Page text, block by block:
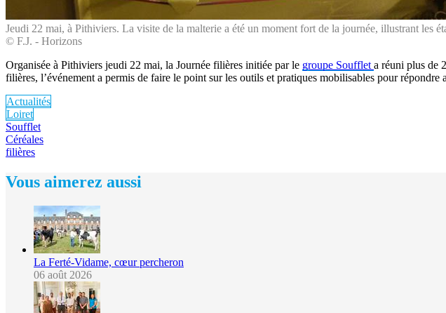
Jeudi 22 mai, à Pithiviers. La visite de la malterie a été un moment fort de la journée, illustrant les
© F.J. - Horizons
Organisée à Pithiviers jeudi 22 mai, la Journée filières initiée par le groupe Soufflet a réuni plus de
filières, l’événement a permis de faire le point sur les outils et pratiques mobilisables pour
Actualités
Loiret
Soufflet
Céréales
filières
Vous aimerez aussi
La Ferté-Vidame, cœur percheron
06 août 2026